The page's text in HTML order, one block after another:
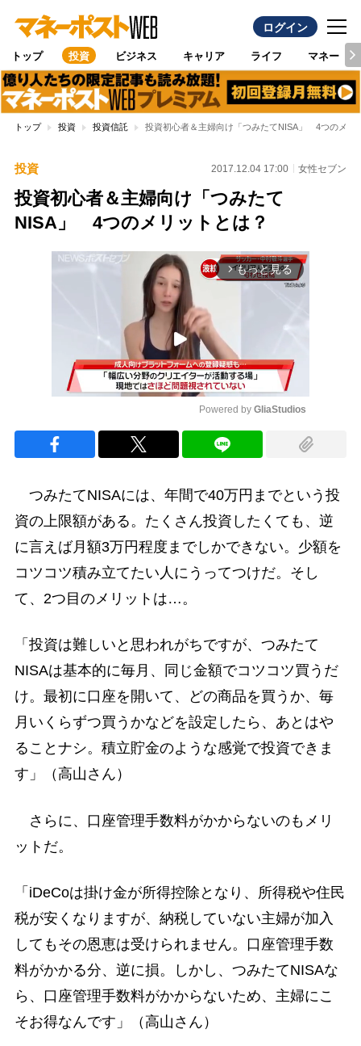
ログイン
トップ 投資 ビジネス キャリア ライフ マネー
トップ 投資 投資信託 投資初心者＆主婦向け「つみたてNISA」 4つのメリ
投資 2017.12.04 17:00 女性セブン
投資初心者＆主婦向け「つみたて
NISA」 4つのメリットとは？
arrow_forward_ios もっと見る
Powered by GliaStudios
つみたてNISAには、年間で40万円までという投
資の上限額がある。たくさん投資したくても、逆
に言えば月額3万円程度までしかできない。少額を
コツコツ積み立てたい人にうってつけだ。そし
て、2つ目のメリットは…。
「投資は難しいと思われがちですが、つみたて
NISAは基本的に毎月、同じ金額でコツコツ買うだ
け。最初に口座を開いて、どの商品を買うか、毎
月いくらずつ買うかなどを設定したら、あとはや
ることナシ。積立貯金のような感覚で投資できま
す」（高山さん）
さらに、口座管理手数料がかからないのもメリ
ットだ。
「iDeCoは掛け金が所得控除となり、所得税や住民
税が安くなりますが、納税していない主婦が加入
してもその恩恵は受けられません。口座管理手数
料がかかる分、逆に損。しかし、つみたてNISAな
ら、口座管理手数料がかからないため、主婦にこ
そお得なんです」（高山さん）